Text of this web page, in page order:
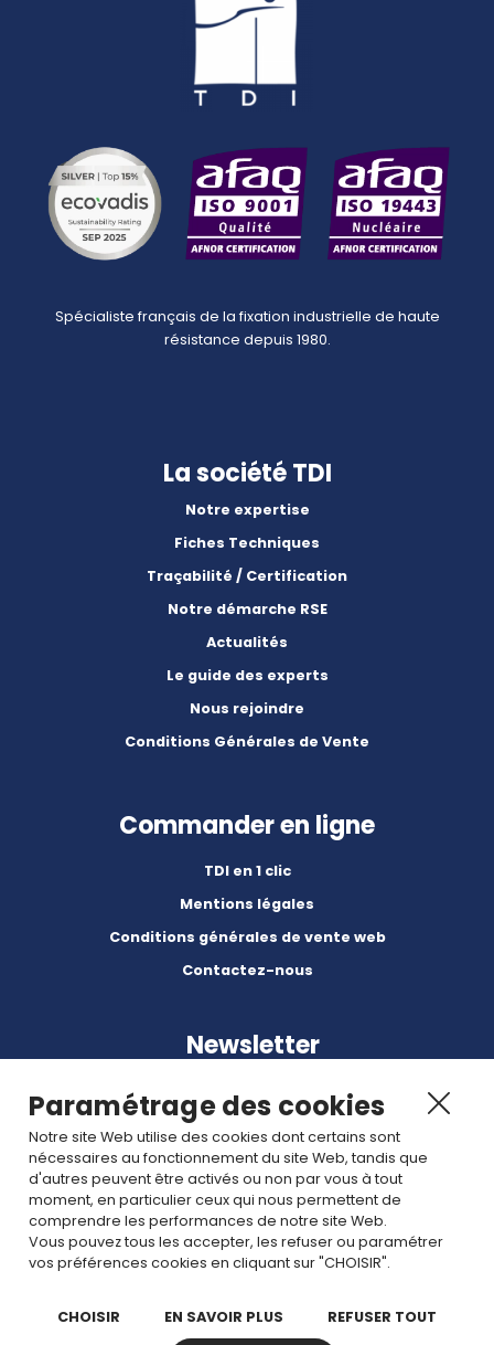
Spécialiste français de la fixation industrielle de haute
résistance depuis 1980.
La société TDI
Notre expertise
Fiches Techniques
Traçabilité / Certification
Notre démarche RSE
Actualités
Le guide des experts
Nous rejoindre
Conditions Générales de Vente
Commander en ligne
TDI en 1 clic
Mentions légales
Conditions générales de vente web
Contactez-nous
Newsletter
Abonnez-vous à nos dernières nouvelles et articles.
Rejoignez nous
Paramétrage des cookies
Notre site Web utilise des cookies dont certains sont
nécessaires au fonctionnement du site Web, tandis que
d'autres peuvent être activés ou non par vous à tout
moment, en particulier ceux qui nous permettent de
comprendre les performances de notre site Web.
Vous pouvez tous les accepter, les refuser ou paramétrer
vos préférences cookies en cliquant sur "CHOISIR".
CHOISIR EN SAVOIR PLUS REFUSER TOUT